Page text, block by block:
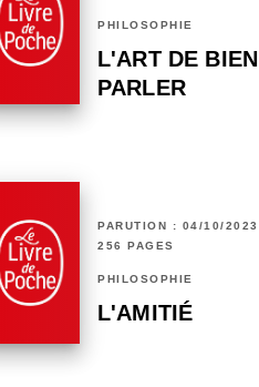
PHILOSOPHIE
L'ART DE BIEN
PARLER
PARUTION : 04/10/2023
256 PAGES
PHILOSOPHIE
L'AMITIÉ